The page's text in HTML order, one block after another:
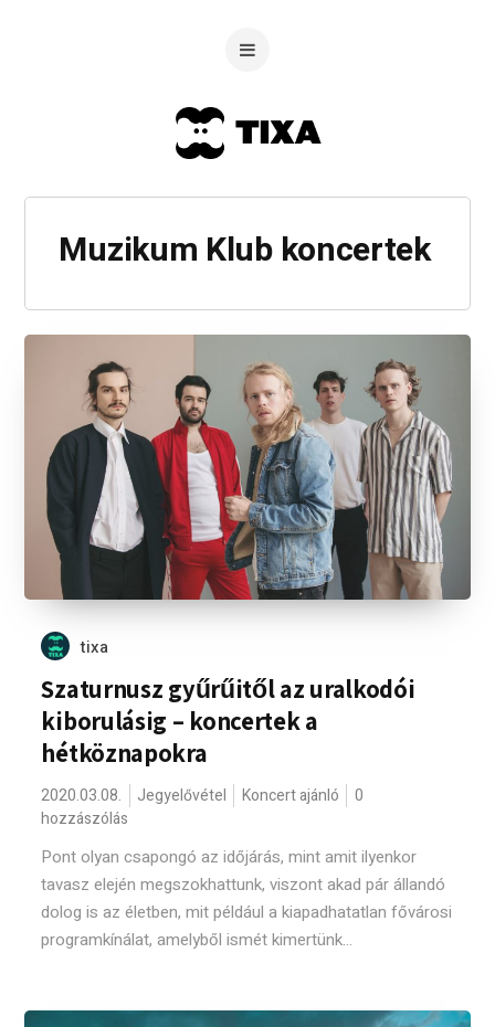
Muzikum Klub koncertek
tixa
Szaturnusz gyűrűitől az uralkodói
kiborulásig – koncertek a
hétköznapokra
2020.03.08. Jegyelővétel Koncert ajánló
0
hozzászólás
Pont olyan csapongó az időjárás, mint amit ilyenkor
tavasz elején megszokhattunk, viszont akad pár állandó
dolog is az életben, mit például a kiapadhatatlan fővárosi
programkínálat, amelyből ismét kimertünk...